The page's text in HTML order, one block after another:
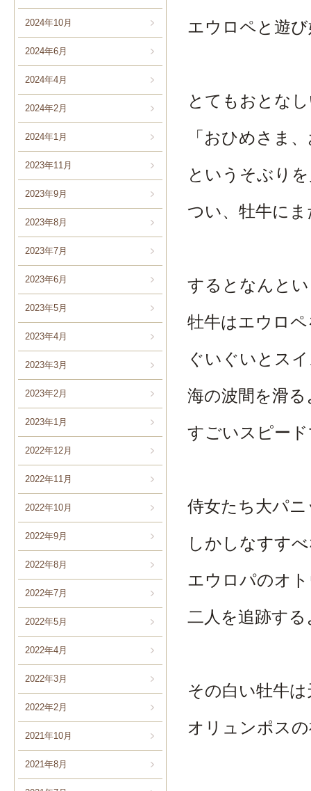
2024年10月
2024年6月
2024年4月
2024年2月
2024年1月
2023年11月
2023年9月
2023年8月
2023年7月
2023年6月
2023年5月
2023年4月
2023年3月
2023年2月
2023年1月
2022年12月
2022年11月
2022年10月
2022年9月
2022年8月
2022年7月
2022年5月
2022年4月
2022年3月
2022年2月
2021年10月
2021年8月
エウロペと遊
とてもおとな
「おひめさま
というそぶり
つい、牡牛に
するとなんと
牡牛はエウロ
ぐいぐいとス
海の波間を滑
すごいスピー
侍女たち大パ
しかしなすす
エウロパのオ
二人を追跡す
その白い牡牛
オリュンポス